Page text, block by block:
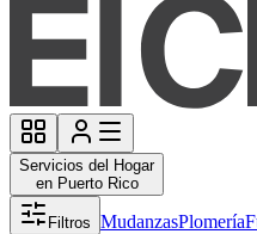
Servicios del Hogar
en Puerto Rico
Filtros MudanzasPlomería